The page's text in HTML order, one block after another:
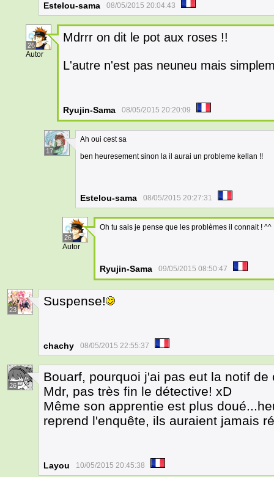
Estelou-sama 08/05/2015 20:04:43
26
Autor
Mdrrr on dit le pot aux roses !!
L'autre n'est pas neuneu mais
Ryujin-Sama 08/05/2015 20:20:09
17
Ah oui cest sa
ben heuresement sinon la il aurai un probleme kellan !!
Estelou-sama 08/05/2015 20:27:31
26
Autor
Oh tu sais je pense que les problèmes il connait ! ^^
Ryujin-Sama 09/05/2015 08:50:47
23
Suspense!
chachy 08/05/2015 22:55:37
26
Bouarf, pourquoi j'ai pas eut la notif de
Mdr, pas très fin le détective! xD
Même son apprentie est plus
reprend l'enquête, ils auraient jamais
Layou 10/05/2015 20:45:38